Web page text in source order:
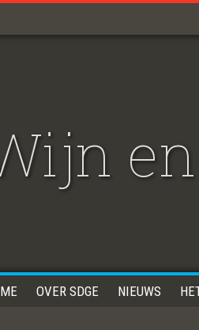
OVER SDGE NIEUWS